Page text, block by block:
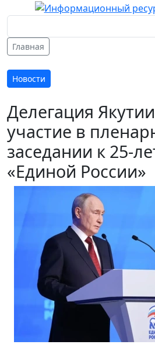
Главная
Новости
Делегация
участие в
заседании к 25-
«Единой России»